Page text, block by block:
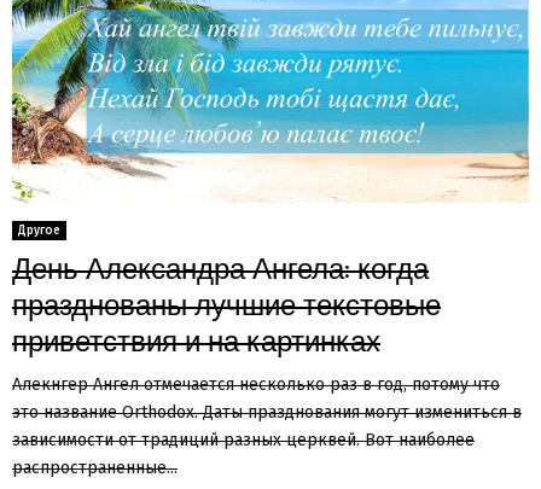
Другое
День Александра Ангела: когда
празднованы лучшие текстовые
приветствия и на картинках
Алекнгер Ангел отмечается несколько раз в год, потому что
это название Orthodox. Даты празднования могут измениться в
зависимости от традиций разных церквей. Вот наиболее
распространенные...